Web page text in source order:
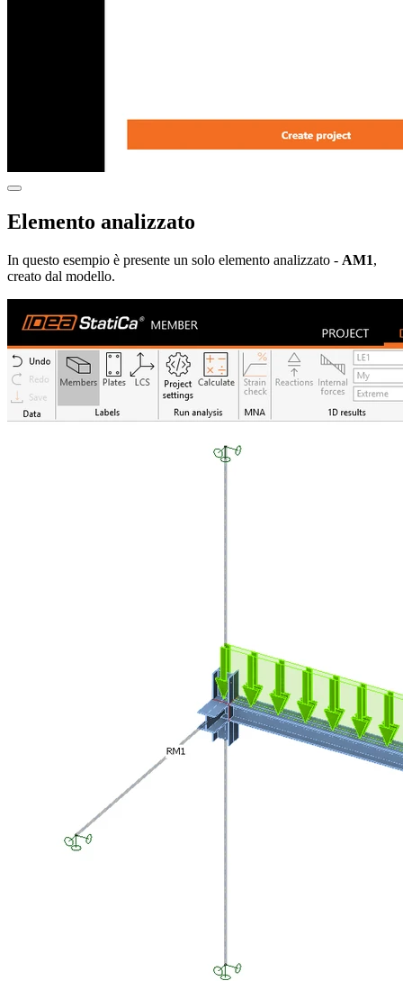
Elemento analizzato
In questo esempio è presente un solo elemento analizzato - AM1,
creato dal modello.